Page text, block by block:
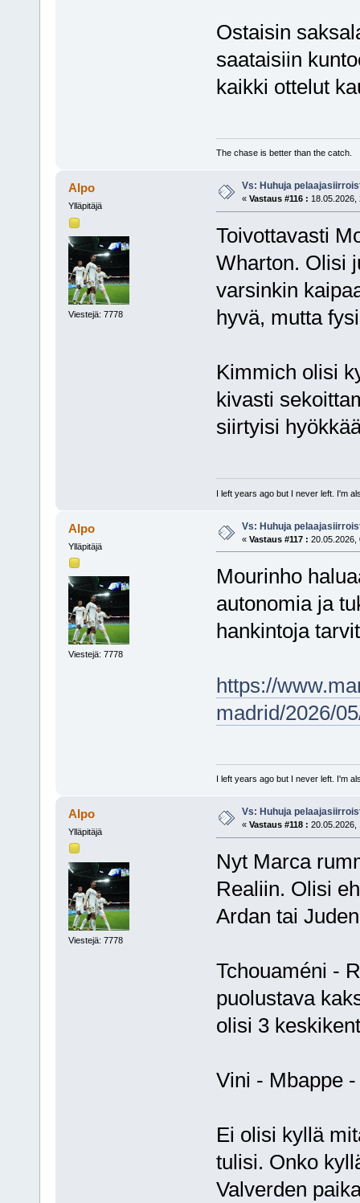
Ostaisin
saataisiin
kaikki ottelut
The chase is better than the catch.
Alpo
Ylläpitäjä
Viestejä: 7778
Vs: Huhuja
« Vastaus #116 : 18.05.2026,
Toivottavasti
Wharton. Olisi
varsinkin
hyvä, mutta
Kimmich olisi
kivasti
siirtyisi
I left years ago but I never left. I'm
Alpo
Ylläpitäjä
Viestejä: 7778
Vs: Huhuja
« Vastaus #117 : 20.05.2026,
Mourinho
autonomia ja
hankintoja
https://
madrid/2026/
I left years ago but I never left. I'm
Alpo
Ylläpitäjä
Viestejä: 7778
Vs: Huhuja
« Vastaus #118 : 20.05.2026,
Nyt Marca
Realiin. Olisi
Ardan tai
Tchouaméni -
puolustava
olisi 3
Vini - Mbappe
Ei olisi kyllä
tulisi. Onko
Valverden